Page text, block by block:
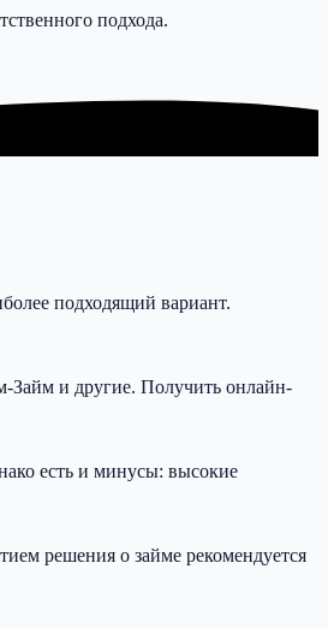
подхода.
подходящий вариант.
Займ и другие. Получить онлайн-
есть и минусы: высокие
решения о займе рекомендуется